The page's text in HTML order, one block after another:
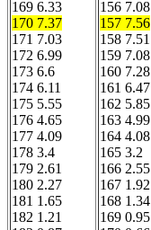
169 6.33
170 7.37
171 7.03
172 6.99
173 6.6
174 6.11
175 5.55
176 4.65
177 4.09
178 3.4
179 2.61
180 2.27
181 1.65
182 1.21
157 7.56
158 7.51
159 7.08
160 7.28
161 6.47
162 5.85
163 4.99
164 4.08
165 3.2
166 2.55
167 1.92
168 1.34
169 0.95